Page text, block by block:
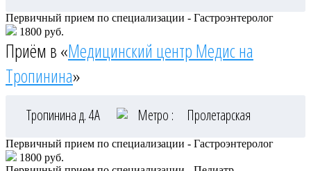
Первичный прием по специализации - Гастроэнтеролог
1800 руб.
Приём в «Медицинский центр Медис на
Тропинина»
Тропинина д. 4А Метро : Пролетарская
Первичный прием по специализации - Гастроэнтеролог
1800 руб.